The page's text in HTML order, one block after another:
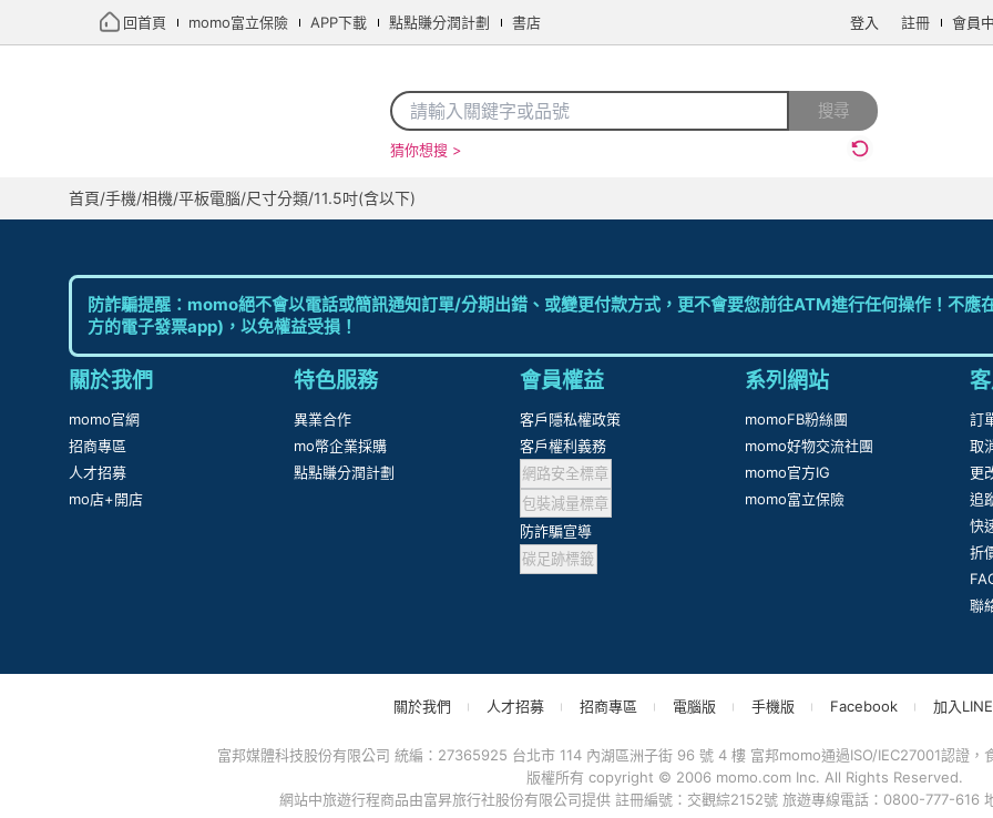
回首頁 momo富立保險 APP下載 點點賺分潤計劃 書店 登入 註冊 會員
搜尋
猜你想搜 >
首頁/手機/相機/平板電腦/尺寸分類/11.5吋(含以下)
防詐騙提醒：momo絕不會以電話或簡訊通知訂單/分期出錯、或變更付款方式，更不會要您前往ATM進行任何操作！不
方的電子發票app)，以免權益受損！
關於我們
momo官網
招商專區
人才招募
mo店+開店
特色服務
異業合作
mo幣企業採購
點點賺分潤計劃
會員權益
客戶隱私權政策
客戶權利義務
網路安全標章
包裝減量標章
防詐騙宣導
碳足跡標籤
系列網站
momoFB粉絲團
momo好物交流社團
momo官方IG
momo富立保險
訂
取
更
追
快
折
聯
關於我們 人才招募 招商專區 電腦版 手機版 Facebook 加入LINE
富邦媒體科技股份有限公司 統編：27365925 台北市 114 內湖區洲子街 96 號 4 樓 富邦momo通過ISO/IEC27001認證，
版權所有 copyright © 2006 momo.com Inc. All Rights Reserved.
網站中旅遊行程商品由富昇旅行社股份有限公司提供 註冊編號：交觀綜2152號 旅遊專線電話：0800-777-616